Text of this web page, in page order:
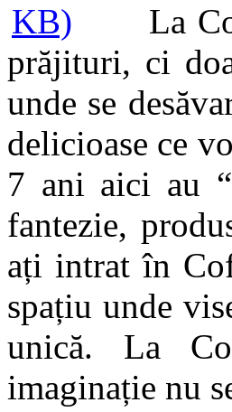
La
prăjituri, ci
unde se
delicioase ce
7 ani aici au
fantezie,
ați intrat în
spațiu unde
unică. La
imaginație nu